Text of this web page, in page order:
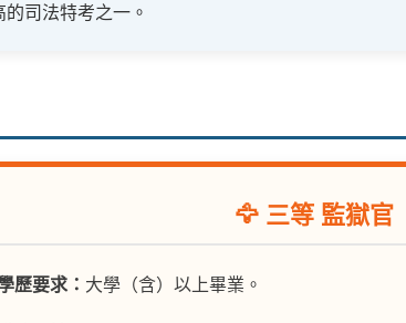
司法特考之一。
🦅 三等 監獄官
歷要求： 大學（含）以上畢業。